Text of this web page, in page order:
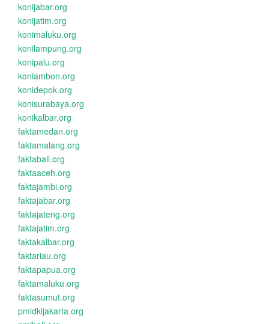
konijabar.org
konijatim.org
konimaluku.org
konilampung.org
konipalu.org
koniambon.org
konidepok.org
konisurabaya.org
konikalbar.org
faktamedan.org
faktamalang.org
faktabali.org
faktaaceh.org
faktajambi.org
faktajabar.org
faktajateng.org
faktajatim.org
faktakalbar.org
faktariau.org
faktapapua.org
faktamaluku.org
faktasumut.org
pmidkijakarta.org